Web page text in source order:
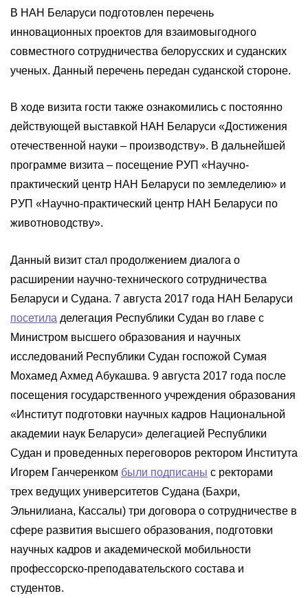
В НАН Беларуси подготовлен перечень
инновационных проектов для взаимовыгодного
совместного сотрудничества белорусских и суданских
ученых. Данный перечень передан суданской стороне.
В ходе визита гости также ознакомились с постоянно
действующей выставкой НАН Беларуси «Достижения
отечественной науки – производству». В дальнейшей
программе визита – посещение РУП «Научно-
практический центр НАН Беларуси по земледелию» и
РУП «Научно-практический центр НАН Беларуси по
животноводству».
Данный визит стал продолжением диалога о
расширении научно-технического сотрудничества
Беларуси и Судана. 7 августа 2017 года НАН Беларуси
посетила делегация Республики Судан во главе с
Министром высшего образования и научных
исследований Республики Судан госпожой Сумая
Мохамед Ахмед Абукашва. 9 августа 2017 года после
посещения государственного учреждения образования
«Институт подготовки научных кадров Национальной
академии наук Беларуси» делегацией Республики
Судан и проведенных переговоров ректором Института
Игорем Ганчеренком были подписаны с ректорами
трех ведущих университетов Судана (Бахри,
Эльнилиана, Кассалы) три договора о сотрудничестве в
сфере развития высшего образования, подготовки
научных кадров и академической мобильности
профессорско-преподавательского состава и
студентов.